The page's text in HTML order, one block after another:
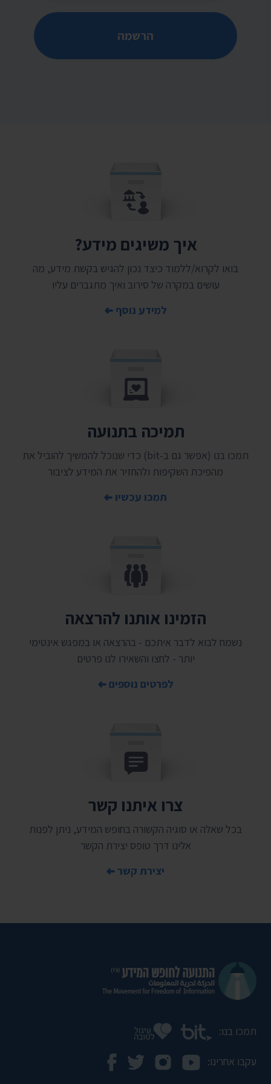
הרשמה
איך משיגים מידע?
בואו לקרוא/ללמוד כיצד נכון להגיש בקשת מידע, מה
עושים במקרה של סירוב ואיך מתגברים עליו
למידע נוסף
תמיכה בתנועה
תמכו בנו (אפשר גם ב-bit) כדי שנוכל להמשיך להוביל את
מהפיכת השקיפות ולהחזיר את המידע לציבור
תמכו עכשיו
הזמינו אותנו להרצאה
נשמח לבוא לדבר איתכם - בהרצאה או במפגש אינטימי
יותר - לחצו והשאירו לנו פרטים
לפרטים נוספים
צרו איתנו קשר
בכל שאלה או סוגיה הקשורה בחופש המידע, ניתן לפנות
אלינו דרך טופס יצירת הקשר
יצירת קשר
תמכו בנו:
עקבו אחרינו: